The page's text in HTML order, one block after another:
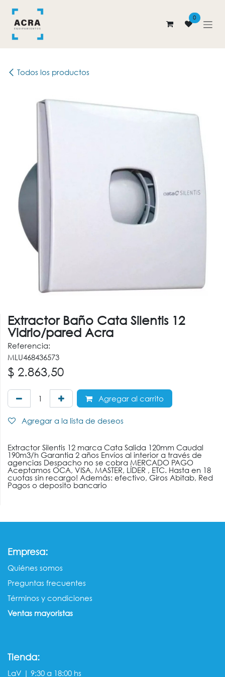
0
Todos los productos
Extractor Baño Cata Silentis 12
Vidrio/pared Acra
Referencia:
MLU468436573
$ 2.863,50
Agregar al carrito
Agregar a la lista de deseos
Extractor Silentis 12 marca Cata Salida 120mm Caudal
190m3/h Garantia 2 años Envíos al interior a través de
agencias Despacho no se cobra MERCADO PAGO
Aceptamos OCA, VISA, MASTER, LÍDER , ETC. Hasta en 18
cuotas sin recargo! Además: efectivo, Giros Abitab, Red
Pagos o deposito bancario
Empresa:
Quiénes somos​​
Preguntas frecuentes
Términos y condiciones
Ventas mayorista​s
Tienda:
LaV | 9:30 a 18:00 hs